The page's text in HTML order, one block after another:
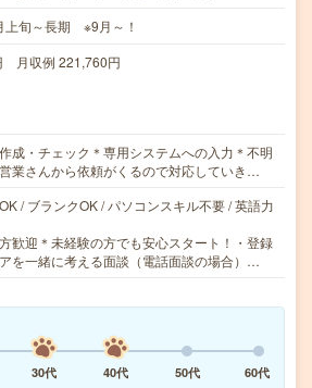
上旬～長期 ※9月～！
月収例 221,760円
成・チェック＊専用システムへの入力＊不明
業さんから依頼がくるので対応していき…
/ ブランクOK / パソコンスキル不要 / 英語力
歓迎＊未経験の方でも安心スタート！・登録
を一緒に考える面談（電話面談の場合）…
30代 40代 50代
60代